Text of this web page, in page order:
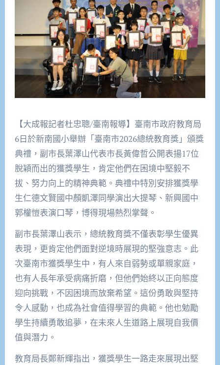
【大成報記者杜忠聰/臺南報導】臺南市政府教育局
6日於新南國小舉辦「臺南市2026總統教育獎」頒獎
典禮，副市長葉澤山代表市長黃偉哲公開表揚17位
脫穎而出的獲獎學生，肯定他們在困境中堅毅不
拔、努力向上的精神典範。典禮中特別安排獲獎學
生仁德文賢國中顏凱澤同學演出大提琴、新興國中
郭權愷表演口琴，博得現場熱烈掌聲。
副市長葉澤山表示，總統教育獎不僅表彰學生優異
表現，更肯定他們面對逆境時展現的堅強意志。此
次臺南市獲獎學生中，有人來自弱勢或單親家庭，
也有人長年承受病痛折磨，但他們始終以正向態度
迎向挑戰，不因困境而放棄希望。這份勇敢與堅持
令人感動，也成為社會值得學習的典範。他也勉勵
學生持續勇敢追夢，在未來人生道路上展現自我價
值與潛力。
教育局長鄭新輝指出，獲獎學生一路走來展現出堅